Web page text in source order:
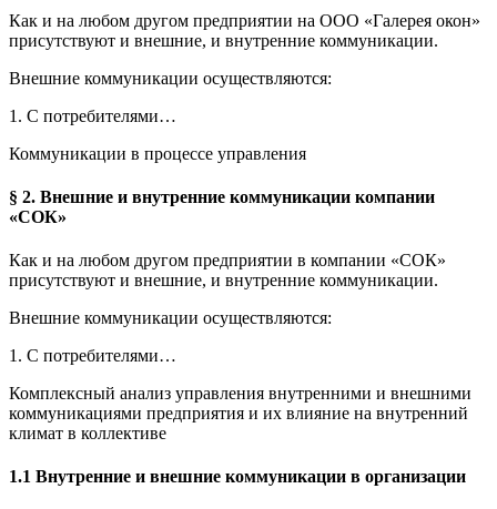
Как и на любом другом предприятии на ООО «Галерея окон»
присутствуют и внешние, и внутренние коммуникации.
Внешние коммуникации осуществляются:
1. С потребителями…
Коммуникации в процессе управления
§ 2. Внешние и внутренние коммуникации компании
«СОК»
Как и на любом другом предприятии в компании «СОК»
присутствуют и внешние, и внутренние коммуникации.
Внешние коммуникации осуществляются:
1. С потребителями…
Комплексный анализ управления внутренними и внешними
коммуникациями предприятия и их влияние на внутренний
климат в коллективе
1.1 Внутренние и внешние коммуникации в организации